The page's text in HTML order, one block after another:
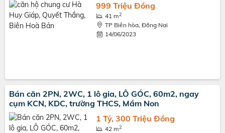
999 Triệu Đồng
41 m2
TP Biên hòa, Đồng Nai
14/06/2023
Bán căn 2PN, 2WC, 1 lô gia, LÔ GÓC, 60m2, ngay
cụm KCN, KDC, trường THCS, Mầm Non
1 Tỷ, 300 Triệu Đồng
42 m2